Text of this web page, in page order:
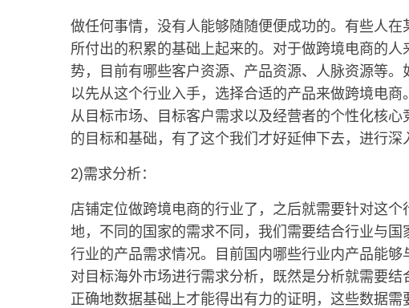
做任何事情，没有人能够随随便便成功的。有些人
所付出的积累的基础上起来的。对于做跨境电商的
势，目前有哪些客户资源、产品资源、人脉资源等
以先从这个行业入手，选择合适的产品来做跨境电
从目标市场、目标客户需求以及经营者的个性化核
的目标和基础，有了这个我们才好延伸下去，进行深
2)需求分析：
店铺定位做跨境电商的行业了，之后就需要针对这
地，不同的国家的需求不同，我们需要结合行业与
行业的产品需求情况。目前国内哪些行业内产品能
对目标海外市场进行需求分析，既然是分析就需要
正确地数据基础上才能得出有力的证明，这些数据